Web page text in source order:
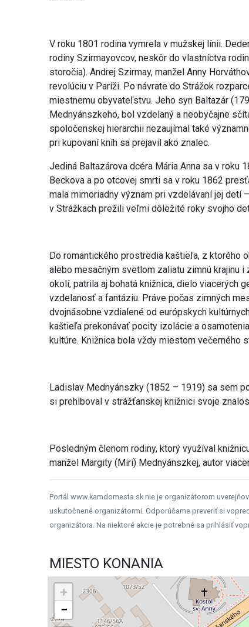
V roku 1801 rodina vymrela v mužskej línii.
rodiny Szirmayovcov, neskôr do vlastníctva
storočia). Andrej Szirmay, manžel Anny
revolúciu v Paríži. Po návrate do Strážok
miestnemu obyvateľstvu. Jeho syn Baltazár
Mednyánszkeho, bol vzdelaný a neobyčajne
spoločenskej hierarchii nezaujímal také
pri kupovaní kníh sa prejavil ako znalec.
Jediná Baltazárova dcéra Mária Anna sa v roku
Beckova a po otcovej smrti sa v roku 1862
mala mimoriadny význam pri vzdelávaní jej detí
v Strážkach prežili veľmi dôležité roky svojho
Do romantického prostredia kaštieľa, z ktorého
alebo mesačným svetlom zaliatu zimnú krajinu i
okolí, patrila aj bohatá knižnica, dielo viacerých
vzdelanosť a fantáziu. Práve počas zimných
dvojnásobne vzdialené od európskych
kaštieľa prekonávať pocity izolácie a
kultúre. Knižnica bola vždy miestom večerného
Ladislav Mednyánszky (1852 – 1919) sa sem
si prehlboval v strážťanskej knižnici svoje
Posledným členom rodiny, ktorý využíval
manžel Margity (Miri) Mednyánszkej, autor
Portál www.kamdomesta.sk nie je organizátorom
uskutočnené organizátormi. Odporúčame preveriť si
organizátora. Na niektoré akcie je potrebné sa prihlásiť
MIESTO KONANIA
+
−